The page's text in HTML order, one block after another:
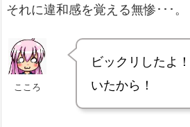
それに違和感を覚える無惨･･･。
こころ
ビックリしたよ
いたから！